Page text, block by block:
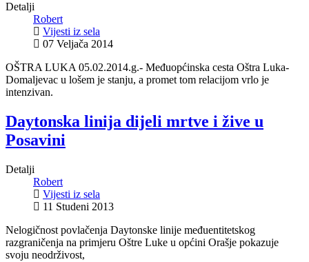
Detalji
Robert
Vijesti iz sela
07 Veljača 2014
OŠTRA LUKA 05.02.2014.g.- Međuopćinska cesta Oštra Luka-
Domaljevac u lošem je stanju, a promet tom relacijom vrlo je
intenzivan.
Daytonska linija dijeli mrtve i žive u
Posavini
Detalji
Robert
Vijesti iz sela
11 Studeni 2013
Nelogičnost povlačenja Daytonske linije međuentitetskog
razgraničenja na primjeru Oštre Luke u općini Orašje pokazuje
svoju neodrživost,